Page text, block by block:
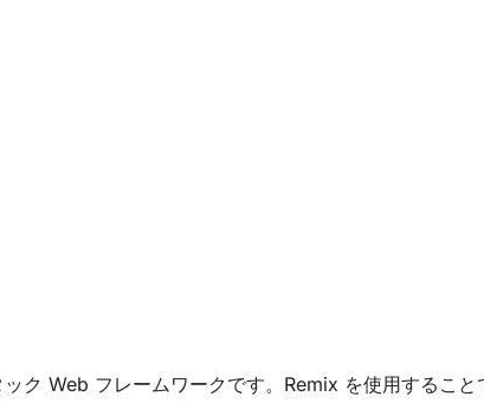
ク Web フレームワークです。Remix を使用すること